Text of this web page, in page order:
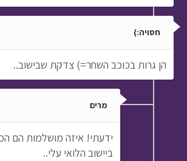
חסויה:)
הן גרות בכוכב השחר=) צדקת שבישוב..
מרים
ידעתי! איזה מושלמות הם
ביישוב הלואי עלי..